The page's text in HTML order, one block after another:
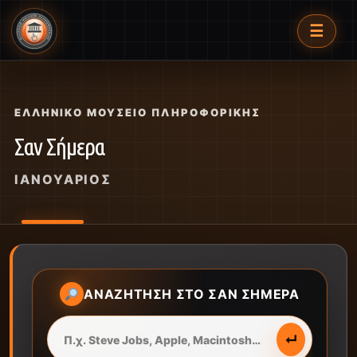
☰
ΕΛΛΗΝΙΚΌ ΜΟΥΣΕΊΟ ΠΛΗΡΟΦΟΡΙΚΉΣ
Σαν Σήμερα
ΙΑΝΟΥΆΡΙΟΣ
ΑΝΑΖΉΤΗΣΗ ΣΤΟ ΣΑΝ ΣΉΜΕΡΑ
↵